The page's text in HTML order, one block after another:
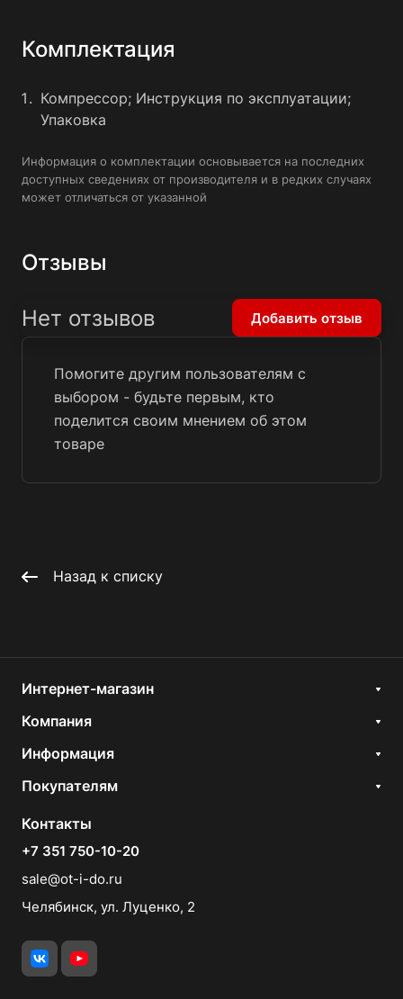
Комплектация
Компрессор; Инструкция по эксплуатации;
Упаковка
Информация о комплектации основывается на последних
доступных сведениях от производителя и в редких случаях
может отличаться от указанной
Отзывы
Помогите другим пользователям с
выбором - будьте первым, кто
поделится своим мнением об этом
товаре
Нет отзывов Добавить отзыв
Назад к списку
Интернет-магазин
Компания
Информация
Покупателям
Контакты
+7 351 750-10-20
sale@ot-i-do.ru
Челябинск, ул. Луценко, 2